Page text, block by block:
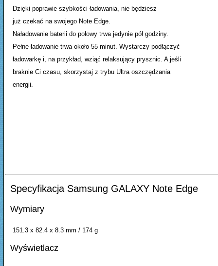
Dzięki poprawie szybkości ładowania, nie będziesz
już czekać na swojego Note Edge.
Naładowanie baterii do połowy trwa jedynie pół godziny.
Pełne ładowanie trwa około 55 minut. Wystarczy podłączyć
ładowarkę i, na przykład, wziąć relaksujący prysznic. A jeśli
braknie Ci czasu, skorzystaj z trybu Ultra oszczędzania
energii.
Specyfikacja Samsung GALAXY Note Edge
Wymiary
151.3 x 82.4 x 8.3 mm / 174 g
Wyświetlacz